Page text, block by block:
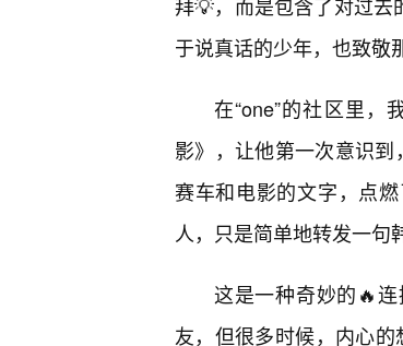
于说真话的少年，也致敬
在“one”的社区里
影》，让他第一次意识
赛车和电影的文字，点
人，只是简单地转发一句
这是一种奇妙的🔥
友，但很多时候，内心的